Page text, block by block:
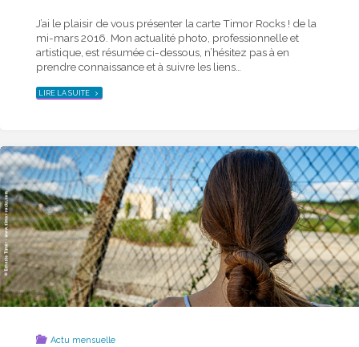
J’ai le plaisir de vous présenter la carte Timor Rocks ! de la
mi-mars 2016. Mon actualité photo, professionnelle et
artistique, est résumée ci-dessous, n’hésitez pas à en
prendre connaissance et à suivre les liens…
LIRE LA SUITE"ACTUALITÉ
PHOTO
–
CARTE
TIMOR
ROCKS
!"
Actu mensuelle